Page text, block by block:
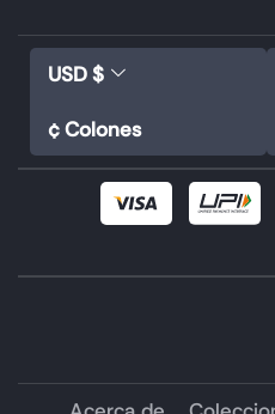
USD $
¢ Colones